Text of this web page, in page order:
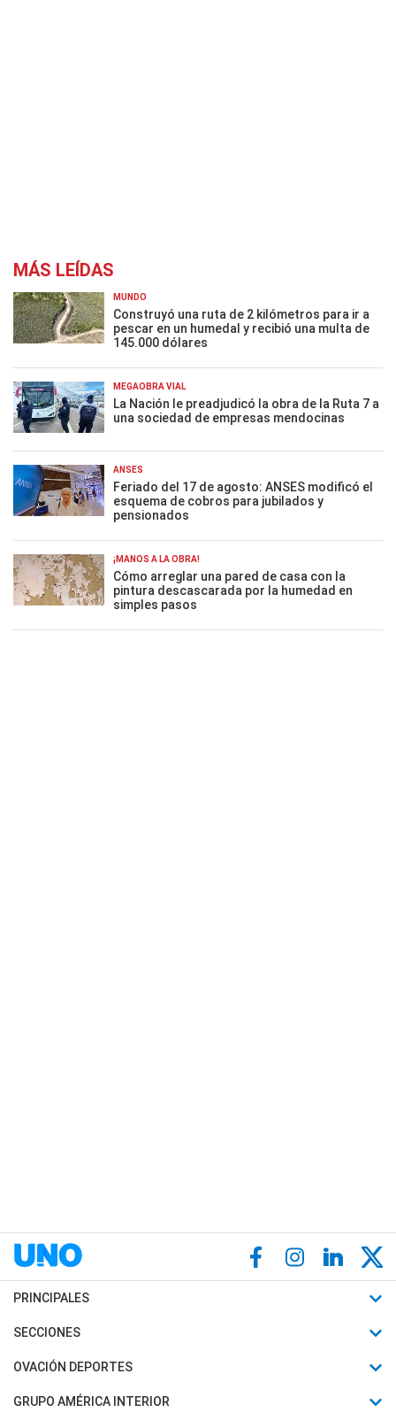
MÁS LEÍDAS
MUNDO
Construyó una ruta de 2 kilómetros para ir a
pescar en un humedal y recibió una multa de
145.000 dólares
MEGAOBRA VIAL
La Nación le preadjudicó la obra de la Ruta 7 a
una sociedad de empresas mendocinas
ANSES
Feriado del 17 de agosto: ANSES modificó el
esquema de cobros para jubilados y
pensionados
¡MANOS A LA OBRA!
Cómo arreglar una pared de casa con la
pintura descascarada por la humedad en
simples pasos
PRINCIPALES
Últimas Noticias
Política
SECCIONES
Horóscopo
Motores
OVACIÓN DEPORTES
Fútbol
GRUPO AMÉRICA INTERIOR